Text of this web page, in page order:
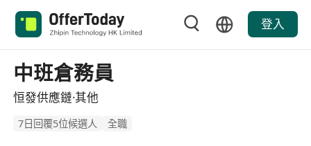
登入
中班倉務員
恒發供應鏈·其他
7日回覆5位候選人 全職